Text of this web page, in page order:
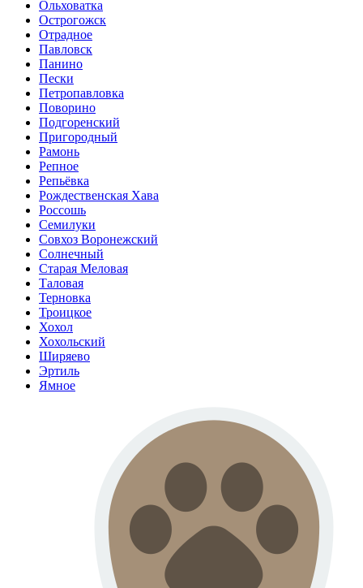
Ольховатка
Острогожск
Отрадное
Павловск
Панино
Пески
Петропавловка
Поворино
Подгоренский
Пригородный
Рамонь
Репное
Репьёвка
Рождественская Хава
Россошь
Семилуки
Совхоз Воронежский
Солнечный
Старая Меловая
Таловая
Терновка
Троицкое
Хохол
Хохольский
Ширяево
Эртиль
Ямное